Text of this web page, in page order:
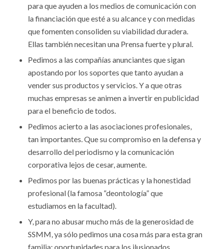
para que ayuden a los medios de comunicación con
la financiación que esté a su alcance y con medidas
que fomenten consoliden su viabilidad duradera.
Ellas también necesitan una Prensa fuerte y plural.
Pedimos a las compañías anunciantes que sigan
apostando por los soportes que tanto ayudan a
vender sus productos y servicios. Y a que otras
muchas empresas se animen a invertir en publicidad
para el beneficio de todos.
Pedimos acierto a las asociaciones profesionales,
tan importantes. Que su compromiso en la defensa y
desarrollo del periodismo y la comunicación
corporativa lejos de cesar, aumente.
Pedimos por las buenas prácticas y la honestidad
profesional (la famosa “deontología” que
estudiamos en la facultad).
Y, para no abusar mucho más de la generosidad de
SSMM, ya sólo pedimos una cosa más para esta gran
familia: oportunidades para los ilusionados